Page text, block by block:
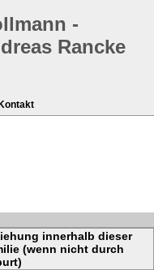
-
Rancke
Kontakt
innerhalb dieser
(wenn nicht durch